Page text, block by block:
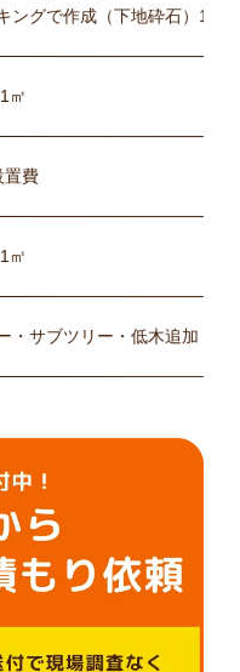
ングで作成（下地砕石）1㎡
㎡
置費
㎡
・サブツリー・低木追加